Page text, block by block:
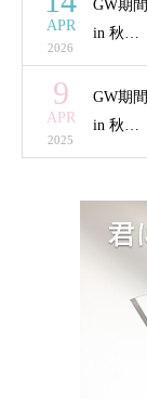
APR
2026
GW期
in 秋…
9
APR
2025
GW期
in 秋…